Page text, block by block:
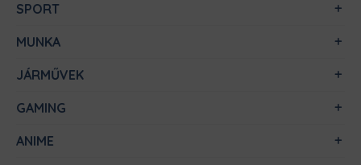
SPORT
MUNKA
JÁRMŰVEK
GAMING
ANIME